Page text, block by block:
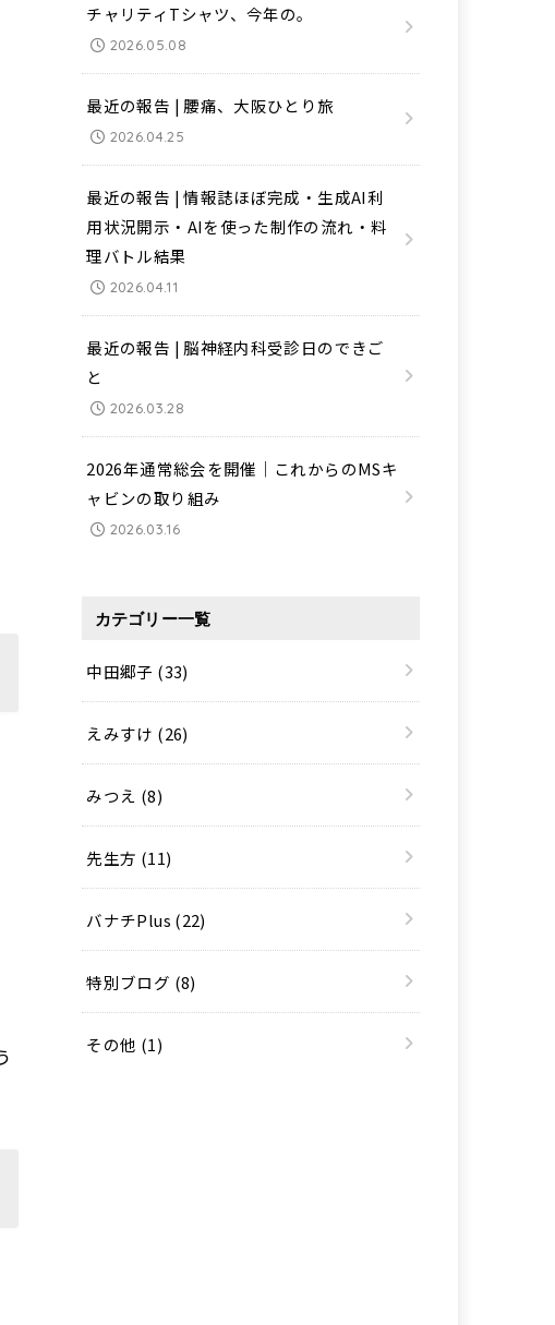
チャリティTシャツ、今年の。
2026.05.08
最近の報告 | 腰痛、大阪ひとり旅
2026.04.25
最近の報告 | 情報誌ほぼ完成・生成AI利
用状況開示・AIを使った制作の流れ・料
理バトル結果
2026.04.11
最近の報告 | 脳神経内科受診日のできご
と
2026.03.28
2026年通常総会を開催｜これからのMSキ
ャビンの取り組み
2026.03.16
カテゴリー一覧
中田郷子 (33)
えみすけ (26)
みつえ (8)
先生方 (11)
バナチPlus (22)
特別ブログ (8)
その他 (1)